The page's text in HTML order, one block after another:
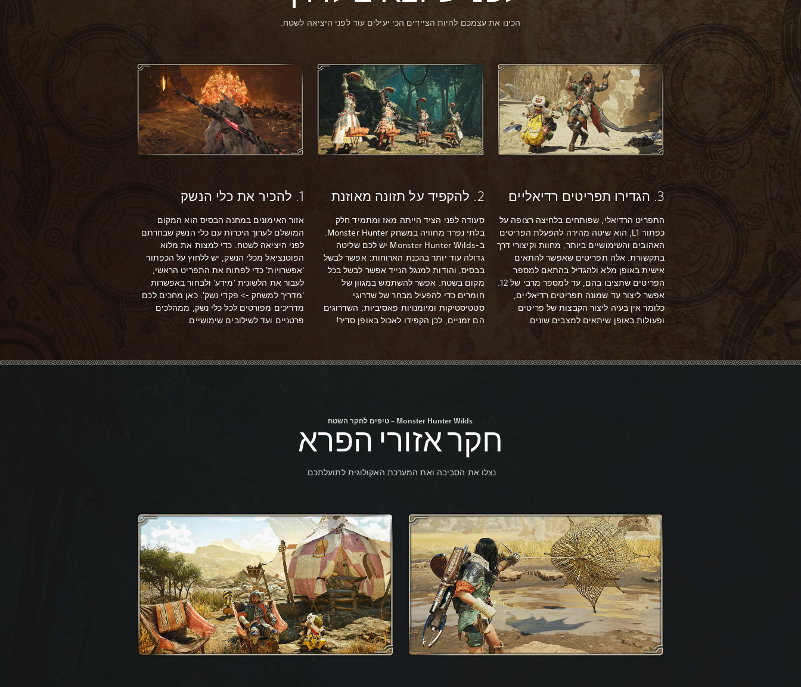
הכינו את עצמכם להיות הציידים הכי יעילים עוד לפני היציאה לשטח.
1. להכיר את כלי הנשק
אזור האימונים במחנה הבסיס הוא המקום
המושלם לערוך היכרות עם כלי הנשק שבחרתם
לפני היציאה לשטח. כדי למצות את מלוא
הפוטנציאל מכלי הנשק, יש ללחוץ על הכפתור
'אפשרויות' כדי לפתוח את התפריט הראשי,
לעבור את הלשונית 'מידע' ולבחור באפשרות
'מדריך למשחק -> פקדי נשק'. כאן מחכים לכם
מדריכים מפורטים לכל כלי נשק, ממהלכים
פרטניים ועד לשילובים שימושיים.
2. להקפיד על תזונה מאוזנת
סעודה לפני הציד הייתה מאז ומתמיד חלק
בלתי נפרד מחוויה במשחק Monster Hunter.
ב-Monster Hunter Wilds יש לכם שליטה
גדולה עוד יותר בהכנת הארוחות: אפשר לבשל
בבסיס, והודות למנגל הנייד אפשר לבשל בכל
מקום בשטח. אפשר להשתמש במגוון של
חומרים כדי להפעיל מבחר של שדרוגי
סטטיסטיקות ומיומנויות פאסיביות; השדרוגים
הם זמניים, לכן הקפידו לאכול באופן סדיר!
3. הגדירו תפריטים רדיאליים
התפריט הרדיאלי, שפותחים בלחיצה רצופה על
כפתור L1‏, הוא שיטה מהירה להפעלת הפריטים
האהובים והשימושיים ביותר, מחוות וקיצורי דרך
בתקשורת. אלה תפריטים שאפשר להתאים
אישית באופן מלא ולהגדיל בהתאם למספר
הפריטים שתציבו בהם, עד למספר מרבי של 12.
אפשר ליצור עד שמונה תפריטים רדיאליים,
כלומר אין בעיה ליצור הקבצות של פריטים
ופעולות באופן שיתאים למצבים שונים.
Monster Hunter Wilds – טיפים לחקר השטח
חקר אזורי הפרא
נצלו את הסביבה ואת המערכת האקולוגית לתועלתכם.